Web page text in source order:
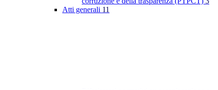
Atti generali 11